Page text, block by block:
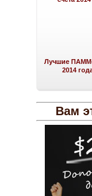
Лучшие ПАММ-
2014
Вам